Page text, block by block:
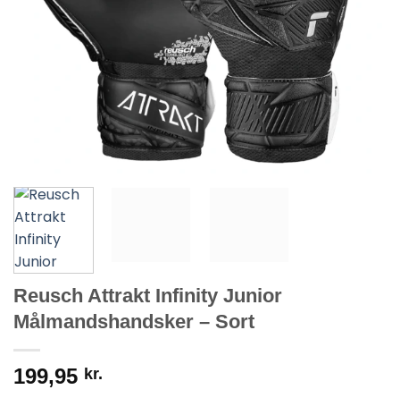
Reusch Attrakt Infinity Junior
Målmandshandsker – Sort
199,95 kr.